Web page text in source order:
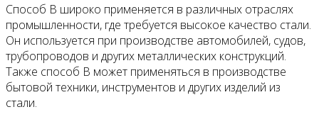
Способ B широко применяется в различных отраслях
промышленности, где требуется высокое качество стали.
Он используется при производстве автомобилей, судов,
трубопроводов и других металлических конструкций.
Также способ B может применяться в производстве
бытовой техники, инструментов и других изделий из
стали.